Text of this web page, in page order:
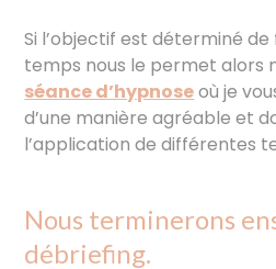
Si l’objectif est déterminé
temps nous le permet alors
séance d’hypnoseoù je
d’une manière agréable et
l’application de différentes
Nous terminerons
débriefing.